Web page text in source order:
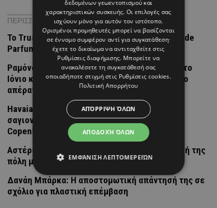
ΠΕΡΙΣΣΟΤΕΡΑ ΝΕΑ
Το Trussardi Elegantly Cool είναι ένα νέο Eau de
Parfum Lumineuse
Ραμόνα & Τορναρίτης: Οι «καρτ ποστάλ» από το
Ιόνιο και το τρυφερό στιγμιότυπο με φόντο το
απέραντο γαλάζιο
Havaianas με kitten heel: Η πιο απρόσμενη
σαγιονάρα της σεζόν έκανε ντεμπούτο στην
Copenhagen Fashion Week
Αστέρω Κυπριανού: Επέστρεψε στη φοιτητική της
πόλη μαζί με τον Λούη Πατσαλίδη
Δανάη Μπάρκα: Η αποστομωτική απάντησή της σε
σχόλιο για πλαστική επέμβαση
δεδομένων γεωεντοπισμού και
χαρακτηριστικών συσκευής. Οι επιλογές σας
ισχύουν μόνο για αυτόν τον ιστότοπο.
Ορισμένοι προμηθευτές μπορεί να βασίζονται
σε έννομο συμφέρον αντί για συγκατάθεση·
έχετε το δικαίωμα να αντιταχθείτε στις
Ρυθμίσεις διαφήμισης. Μπορείτε να
ανακαλέσετε τη συγκατάθεσή σας
οποιαδήποτε στιγμή στις Ρυθμίσεις cookies.
Πολιτική Απορρήτου
ΑΠΟΔΟΧΉ ΌΛΩΝ
ΑΠΌΡΡΙΨΗ ΌΛΩΝ
ΕΜΦΆΝΙΣΗ ΛΕΠΤΟΜΕΡΕΙΏΝ